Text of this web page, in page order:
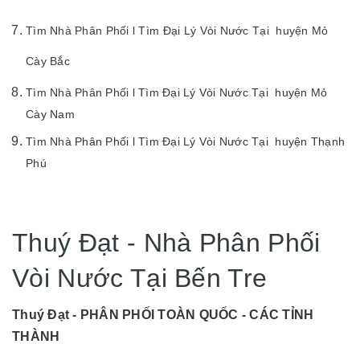
Tìm Nhà Phân Phối l Tìm Đại Lý Vòi Nước Tại huyện Mỏ
Cày Bắc
Tìm Nhà Phân Phối l Tìm Đại Lý Vòi Nước Tại huyện Mỏ
Cày Nam
Tìm Nhà Phân Phối l Tìm Đại Lý Vòi Nước Tại huyện Thạnh
Phú
Thuý Đạt - Nhà Phân Phối
Vòi Nước Tại Bến Tre
Thuý Đạt - PHÂN PHỐI TOÀN QUỐC - CÁC TỈNH
THÀNH